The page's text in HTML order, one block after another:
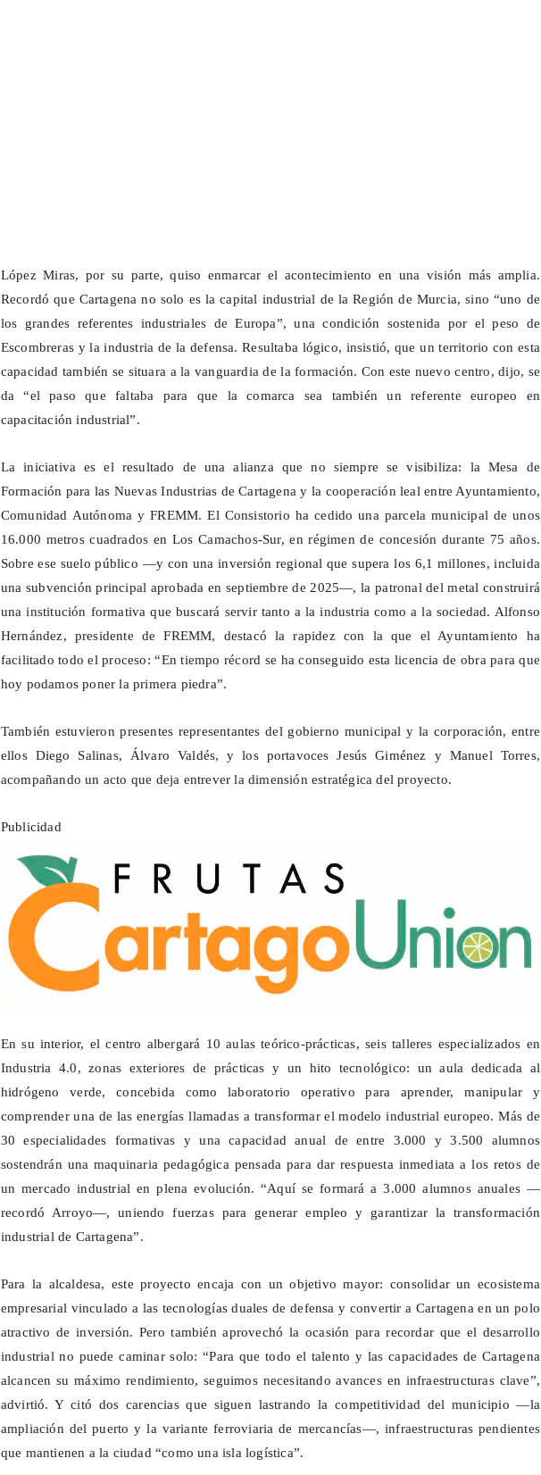
López Miras, por su parte, quiso enmarcar el acontecimiento en una visión más amplia.
Recordó que Cartagena no solo es la capital industrial de la Región de Murcia, sino “uno de
los grandes referentes industriales de Europa”, una condición sostenida por el peso de
Escombreras y la industria de la defensa. Resultaba lógico, insistió, que un territorio con esta
capacidad también se situara a la vanguardia de la formación. Con este nuevo centro, dijo, se
da “el paso que faltaba para que la comarca sea también un referente europeo en
capacitación industrial”.
La iniciativa es el resultado de una alianza que no siempre se visibiliza: la Mesa de
Formación para las Nuevas Industrias de Cartagena y la cooperación leal entre Ayuntamiento,
Comunidad Autónoma y FREMM. El Consistorio ha cedido una parcela municipal de unos
16.000 metros cuadrados en LosCamachos-Sur, en régimen de concesión durante 75 años.
Sobre ese suelo público —y con una inversión regional que supera los 6,1 millones, incluida
una subvención principal aprobada en septiembre de 2025—, la patronal del metal construirá
una institución formativa que buscará servir tanto a la industria como a la sociedad. Alfonso
Hernández, presidente de FREMM, destacó la rapidez con la que el Ayuntamiento ha
facilitado todo el proceso: “En tiempo récord se ha conseguido esta licencia de obra para que
hoy podamos poner la primera piedra”.
También estuvieron presentes representantes del gobierno municipal y la corporación, entre
ellos Diego Salinas, Álvaro Valdés, y los portavoces Jesús Giménez y Manuel Torres,
acompañando un acto que deja entrever la dimensión estratégica del proyecto.
Publicidad
En su interior, el centro albergará 10 aulas teórico-prácticas, seis talleres especializados en
Industria 4.0, zonas exteriores de prácticas y un hito tecnológico: un aula dedicada al
hidrógeno verde, concebida como laboratorio operativo para aprender, manipular y
comprender una de las energías llamadas a transformar el modelo industrial europeo. Más de
30 especialidades formativas y una capacidad anual de entre 3.000 y 3.500 alumnos
sostendrán una maquinaria pedagógica pensada para dar respuesta inmediata a los retos de
un mercado industrial en plena evolución. “Aquí se formará a 3.000 alumnos anuales —
recordó Arroyo—, uniendo fuerzas para generar empleo y garantizar la transformación
industrial de Cartagena”.
Para la alcaldesa, este proyecto encaja con un objetivo mayor: consolidar un ecosistema
empresarial vinculado a las tecnologías duales de defensa y convertir a Cartagena en un polo
atractivo de inversión. Pero también aprovechó la ocasión para recordar que el desarrollo
industrial no puede caminar solo: “Para que todo el talento y las capacidades de Cartagena
alcancen su máximo rendimiento, seguimos necesitando avances en infraestructuras clave”,
advirtió. Y citó dos carencias que siguen lastrando la competitividad del municipio —la
ampliación del puerto y la variante ferroviaria de mercancías—, infraestructuras pendientes
que mantienen a la ciudad “como una isla logística”.